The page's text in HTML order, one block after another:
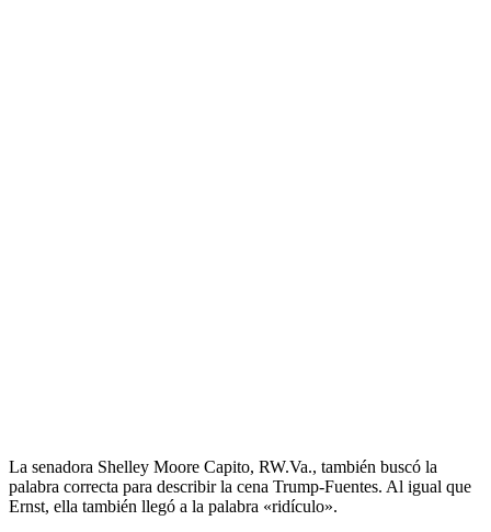
La senadora Shelley Moore Capito, RW.Va., también buscó la
palabra correcta para describir la cena Trump-Fuentes. Al igual que
Ernst, ella también llegó a la palabra «ridículo».